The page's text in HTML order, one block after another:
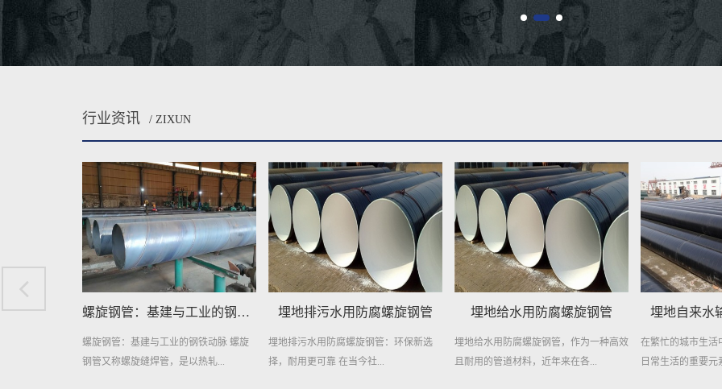
行业资讯 / ZIXUN
埋地排污水用防腐螺旋钢管
埋地排污水用防腐螺旋钢管：环保新选
择，耐用更可靠 在当今社...
埋地给水用防腐螺旋钢管
埋地给水用防腐螺旋钢管，作为一种高效
且耐用的管道材料，近年来在各...
埋地自来水输送用防腐钢管
在繁忙的城市生活中，自来水是维系我们
日常生活的重要元素。然而，很少...
地埋供水
地埋供水用防腐
持久耐用 在现代